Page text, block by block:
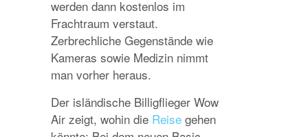
werden dann kostenlos im
Frachtraum verstaut.
Zerbrechliche Gegenstände wie
Kameras sowie Medizin nimmt
man vorher heraus.
Der isländische Billigflieger Wow
Air zeigt, wohin die Reise gehen